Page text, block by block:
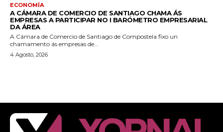
ECONOMÍA
A CÁMARA DE COMERCIO DE SANTIAGO CHAMA ÁS
EMPRESAS A PARTICIPAR NO I BARÓMETRO EMPRESARIAL
DA ÁREA
A Cámara de Comercio de Santiago de Compostela fixo un
chamamento ás empresas de...
4 Agosto, 2026